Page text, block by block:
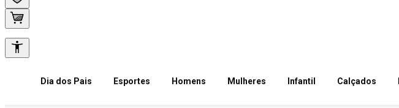
Dia dos Pais Esportes Homens Mulheres Infantil Calçados